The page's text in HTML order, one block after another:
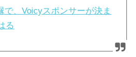
で、Voicyスポンサーが決ま
る